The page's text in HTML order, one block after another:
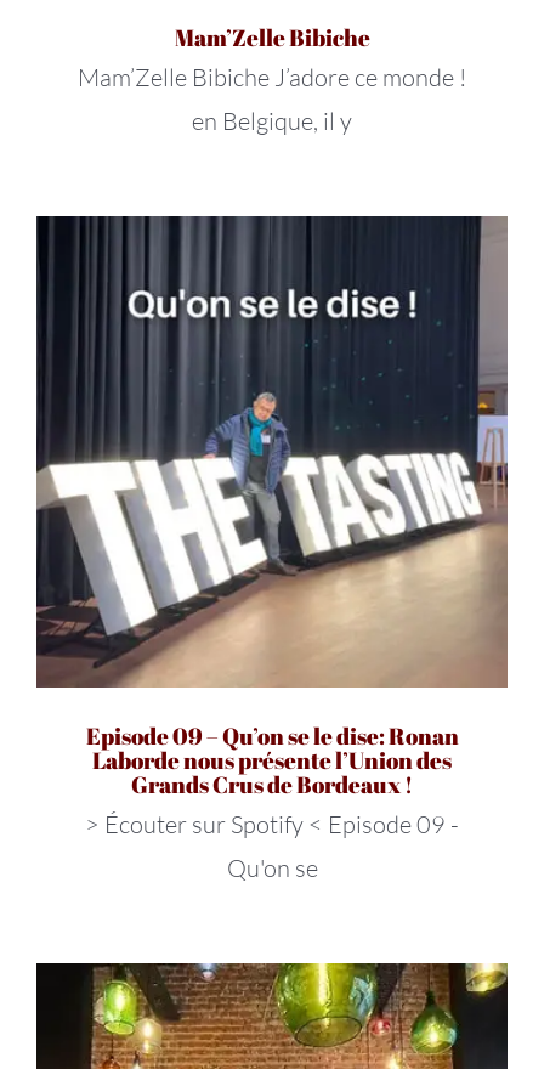
Mam’Zelle Bibiche
Mam’Zelle Bibiche J’adore ce monde !
en Belgique, il y
Episode 09 – Qu’on se le dise: Ronan
Laborde nous présente l’Union des
Grands Crus de Bordeaux !
> Écouter sur Spotify < Episode 09 -
Qu'on se